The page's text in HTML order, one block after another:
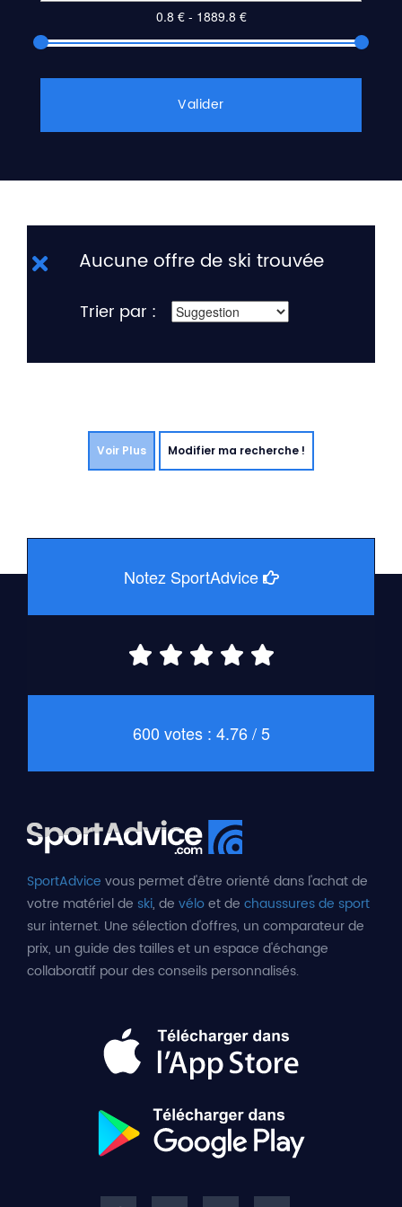
Valider
Aucune offre de ski trouvée
Trier par :
Voir Plus Modifier ma recherche !
Notez SportAdvice
600 votes : 4.76 / 5
SportAdvice vous permet d'être orienté dans l'achat de
votre matériel de ski, de véloet de chaussures de sport
sur internet. Une sélection d'offres, un comparateur de
prix, un guide des tailles et un espace d'échange
collaboratif pour des conseils personnalisés.